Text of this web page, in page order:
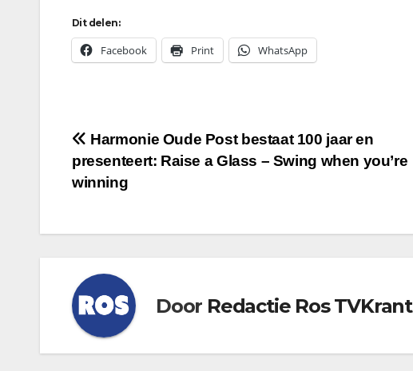
Dit delen:
Facebook Print WhatsApp
Bericht
navigatie
Harmonie Oude Post bestaat 100 jaar en
presenteert: Raise a Glass – Swing when you’re
winning
Door Redactie Ros TVKrant